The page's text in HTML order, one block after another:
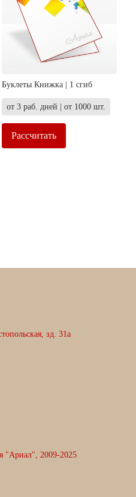
Буклеты Книжка | 1 сгиб
от 3 раб. дней | от 1000 шт.
Рассчитать
зд. 31а
"Ариал", 2009-2025